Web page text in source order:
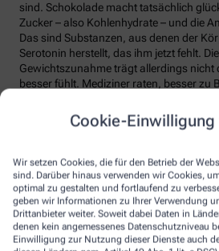
Cookie-
Wir setzen Cookies, die für den Betrieb der
sind. Darüber hinaus verwenden wir Cookies,
optimal zu gestalten und fortlaufend zu
geben wir Informationen zu Ihrer Verwendung
Drittanbieter weiter. Soweit dabei Daten in
denen kein angemessenes Datenschutzniveau
Einwilligung zur Nutzung dieser Dienste auch
sind. Schokolade macht tatsächlich
Zucker – also Kohlenhydrate – und die
Das sind Substanzen, aus denen der
Serotonin herstellt, das ihm jetzt fehlt.
Gewichtszunahme trägt allerdings nicht
besser fühlt. Mediziner raten, besser zu
Energiestoffwechsel und unterstützen
zurückzuziehen. Im Gegenteil: Aktiv zu
Freunden etwas zu unternehmen, viel
sich zum Beispiel mit seinem Hobby
die Laune. Dabei hilft, sich jeden
der kommenden Woche Schönes
Sommer-Feeling lässt sich auch